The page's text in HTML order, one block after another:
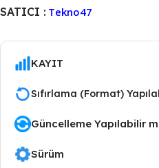
SATICI : Tekno47
KAYIT
Sıfırlama (Format)
Güncelleme Yapılabilir
Sürüm